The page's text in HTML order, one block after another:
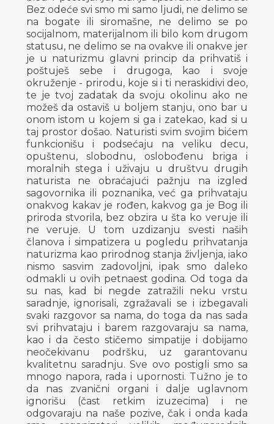
Bez odeće svi smo mi samo ljudi, ne delimo se
na bogate ili siromašne, ne delimo se po
socijalnom, materijalnom ili bilo kom drugom
statusu, ne delimo se na ovakve ili onakve jer
je u naturizmu glavni princip da prihvatiš i
poštuješ sebe i drugoga, kao i svoje
okruženje - prirodu, koje si i ti neraskidivi deo,
te je tvoj zadatak da svoju okolinu ako ne
možeš da ostaviš u boljem stanju, ono bar u
onom istom u kojem si ga i zatekao, kad si u
taj prostor došao. Naturisti svim svojim bićem
funkcionišu i podsećaju na veliku decu,
opuštenu, slobodnu, oslobođenu briga i
moralnih stega i uživaju u društvu drugih
naturista ne obraćajući pažnju na izgled
sagovornika ili poznanika, već ga prihvataju
onakvog kakav je rođen, kakvog ga je Bog ili
priroda stvorila, bez obzira u šta ko veruje ili
ne veruje. U tom uzdizanju svesti naših
članova i simpatizera u pogledu prihvatanja
naturizma kao prirodnog stanja življenja, iako
nismo sasvim zadovoljni, ipak smo daleko
odmakli u ovih petnaest godina. Od toga da
su nas, kad bi negde zatražili neku vrstu
saradnje, ignorisali, zgražavali se i izbegavali
svaki razgovor sa nama, do toga da nas sada
svi prihvataju i barem razgovaraju sa nama,
kao i da često stičemo simpatije i dobijamo
neočekivanu podršku, uz garantovanu
kvalitetnu saradnju. Sve ovo postigli smo sa
mnogo napora, rada i upornosti. Tužno je to
da nas zvanični organi i dalje uglavnom
ignorišu (čast retkim izuzecima) i ne
odgovaraju na naše pozive, čak i onda kada